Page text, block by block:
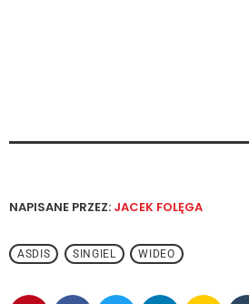
NAPISANE PRZEZ: JACEK FOLĘGA
ASDIS SINGIEL WIDEO